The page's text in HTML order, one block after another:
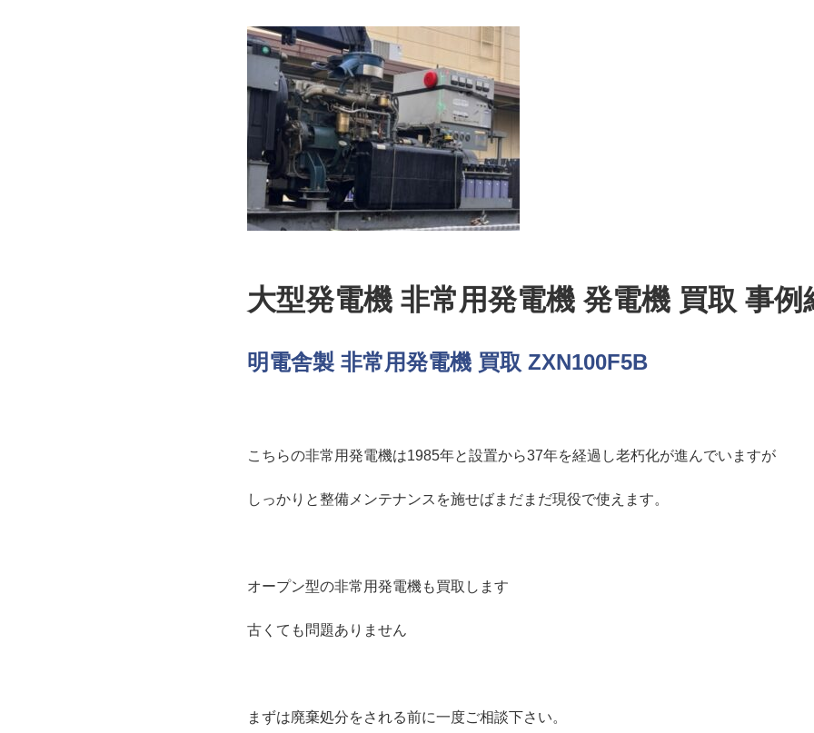
大型発電機 非常用発電機 発電機 買取 事例
明電舎製 非常用発電機 買取 ZXN100F5B
こちらの非常用発電機は1985年と設置から37年を経過し老朽化が進んでいますが
しっかりと整備メンテナンスを施せばまだまだ現役で使えます。
オープン型の非常用発電機も買取します
古くても問題ありません
まずは廃棄処分をされる前に一度ご相談下さい。